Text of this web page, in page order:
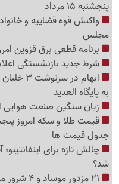
پنجشنبه 15 مرداد
واکنش قوه قضاییه و
مجلس
برنامه قطعی برق قزوین امروز 15 مرداد اعلام شد+
شرط جدید بازنشستگی
ابهام
به پایگاه العدید
زیان سنگین صنعت هوایی
جدول قیمت ها
چالش تازه برای
شد؟